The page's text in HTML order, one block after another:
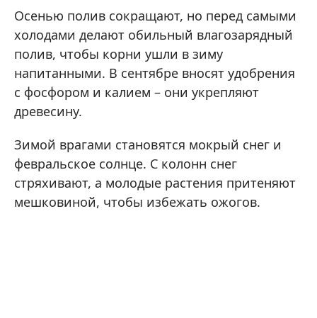
Осенью полив сокращают, но перед самыми
холодами делают обильный влагозарядный
полив, чтобы корни ушли в зиму
напитанными. В сентябре вносят удобрения
с фосфором и калием – они укрепляют
древесину.
Зимой врагами становятся мокрый снег и
февральское солнце. С колонн снег
стряхивают, а молодые растения притеняют
мешковиной, чтобы избежать ожогов.